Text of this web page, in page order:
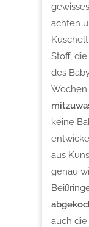
achten
Stoff,
des
Wochen
keine
aus
genau
auch